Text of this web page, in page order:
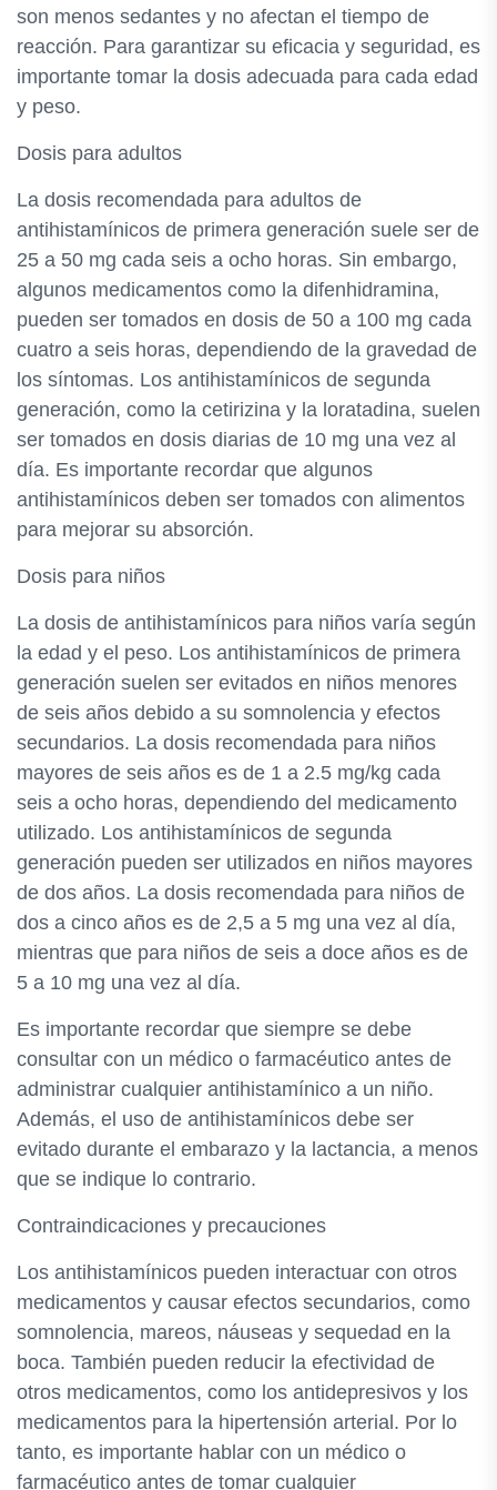
son menos sedantes y no afectan el tiempo de
reacción. Para garantizar su eficacia y seguridad, es
importante tomar la dosis adecuada para cada edad
y peso.
Dosis para adultos
La dosis recomendada para adultos de
antihistamínicos de primera generación suele ser de
25 a 50 mg cada seis a ocho horas. Sin embargo,
algunos medicamentos como la difenhidramina,
pueden ser tomados en dosis de 50 a 100 mg cada
cuatro a seis horas, dependiendo de la gravedad de
los síntomas. Los antihistamínicos de segunda
generación, como la cetirizina y la loratadina, suelen
ser tomados en dosis diarias de 10 mg una vez al
día. Es importante recordar que algunos
antihistamínicos deben ser tomados con alimentos
para mejorar su absorción.
Dosis para niños
La dosis de antihistamínicos para niños varía según
la edad y el peso. Los antihistamínicos de primera
generación suelen ser evitados en niños menores
de seis años debido a su somnolencia y efectos
secundarios. La dosis recomendada para niños
mayores de seis años es de 1 a 2.5 mg/kg cada
seis a ocho horas, dependiendo del medicamento
utilizado. Los antihistamínicos de segunda
generación pueden ser utilizados en niños mayores
de dos años. La dosis recomendada para niños de
dos a cinco años es de 2,5 a 5 mg una vez al día,
mientras que para niños de seis a doce años es de
5 a 10 mg una vez al día.
Es importante recordar que siempre se debe
consultar con un médico o farmacéutico antes de
administrar cualquier antihistamínico a un niño.
Además, el uso de antihistamínicos debe ser
evitado durante el embarazo y la lactancia, a menos
que se indique lo contrario.
Contraindicaciones y precauciones
Los antihistamínicos pueden interactuar con otros
medicamentos y causar efectos secundarios, como
somnolencia, mareos, náuseas y sequedad en la
boca. También pueden reducir la efectividad de
otros medicamentos, como los antidepresivos y los
medicamentos para la hipertensión arterial. Por lo
tanto, es importante hablar con un médico o
farmacéutico antes de tomar cualquier